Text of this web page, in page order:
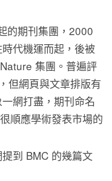
的期刊集團，2000
代機運而起，後被
集團。普遍評
但網頁與文章排版有
網打盡，期刊命名
順應學術發表市場的
到 BMC 的幾篇文